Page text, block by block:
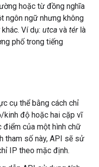
hoặc từ đồng nghĩa
ngôn ngữ nhưng không
Ví dụ: utca và térlà
phố trong tiếng
cụ thể bằng cách chỉ
kinh độ hoặc hai cặp vĩ
của một hình chữ
tham số này, API sẽ sử
IP theo mặc định.